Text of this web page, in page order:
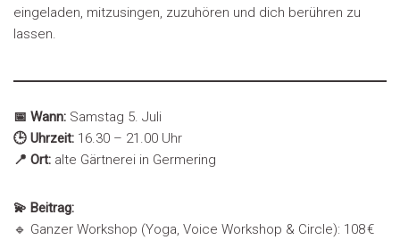
eingeladen, mitzusingen, zuzuhören und dich berühren zu
lassen.
📅 Wann: Samstag 5. Juli
🕒 Uhrzeit: 16.30 – 21.00 Uhr
📍 Ort: alte Gärtnerei in Germering
💫 Beitrag:
🔹 Ganzer Workshop (Yoga, Voice Workshop & Circle): 108 €